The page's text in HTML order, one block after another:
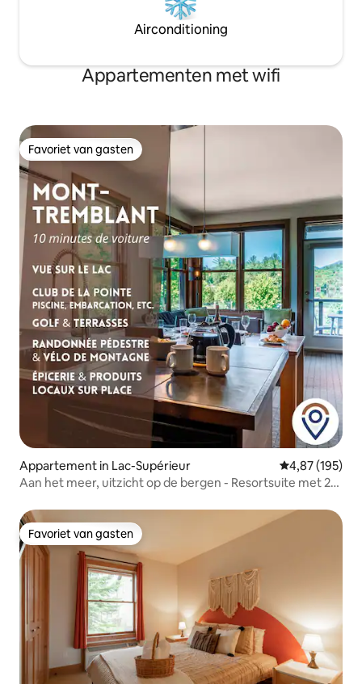
Airconditioning
Appartementen met wifi
Favoriet van gasten
Favoriet van gasten
Appartement in Lac-Supérieur Gemiddelde
4,87 (195)
Aan het meer, uitzicht op de bergen - Resortsuite met 2
Favoriet van gasten
Favoriet van gasten